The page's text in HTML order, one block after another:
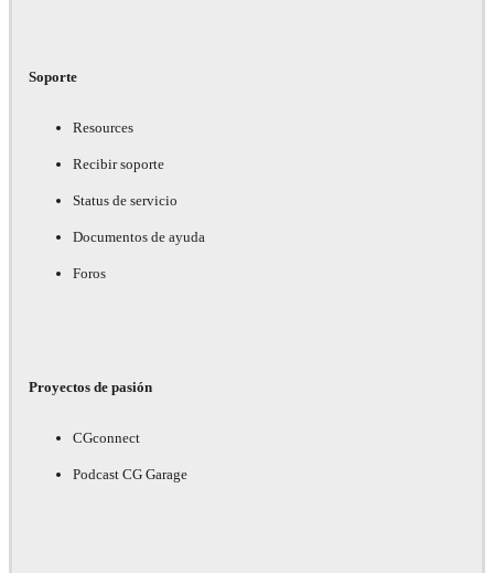
Soporte
Resources
Recibir soporte
Status de servicio
Documentos de ayuda
Foros
Proyectos de pasión
CGconnect
Podcast CG Garage